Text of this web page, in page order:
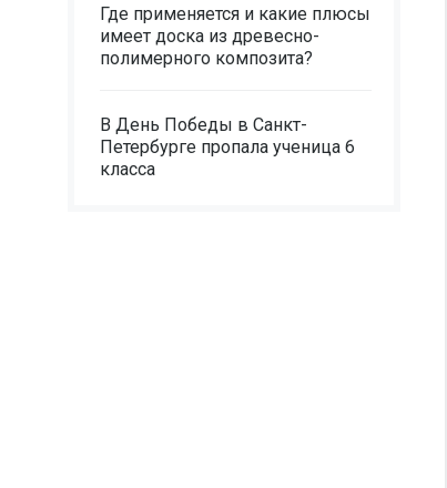
Где применяется и какие плюсы
имеет доска из древесно-
полимерного композита?
В День Победы в Санкт-
Петербурге пропала ученица 6
класса